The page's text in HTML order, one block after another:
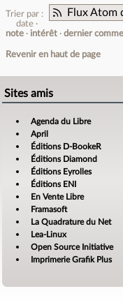
Flux Atom
Trier par :
date
note
intérêt dernier
Revenir en haut de page
Sites amis
Agenda du Libre
April
Éditions D-BookeR
Éditions Diamond
Éditions Eyrolles
Éditions ENI
En Vente Libre
Framasoft
La Quadrature du Net
Lea-Linux
Open Source Initiative
Imprimerie Grafik Plus